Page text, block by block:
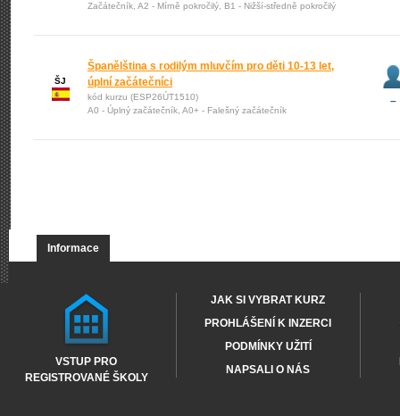
Začátečník, A2 - Mírně pokročilý, B1 - Nižší-středně pokročilý
ŠJ
Španělština s rodilým mluvčím pro děti 10-13 let,
úplní začátečníci
kód kurzu (ESP26ÚT1510)
A0 - Úplný začátečník, A0+ - Falešný začátečník
–
Informace
VSTUP PRO
REGISTROVANÉ ŠKOLY
JAK SI VYBRAT KURZ
PROHLÁŠENÍ K INZERCI
PODMÍNKY UŽITÍ
NAPSALI O NÁS